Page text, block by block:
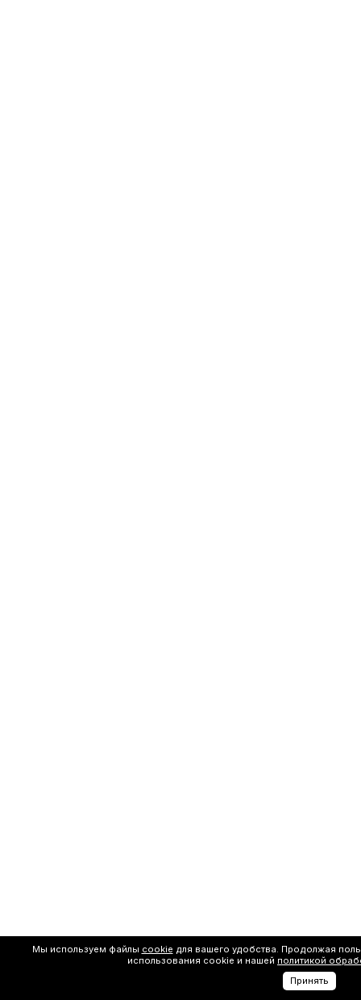
Мы используем файлы cookie для вашего удобства. Продолжая
использования cookie и нашей политикой
Принять